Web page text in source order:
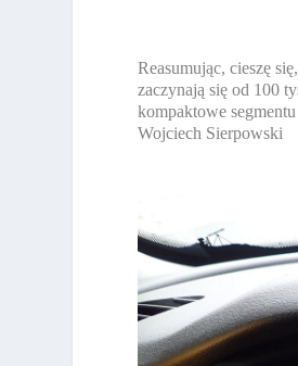
Reasumując, cieszę
zaczynają się od 100
kompaktowe
Wojciech Sierpowski